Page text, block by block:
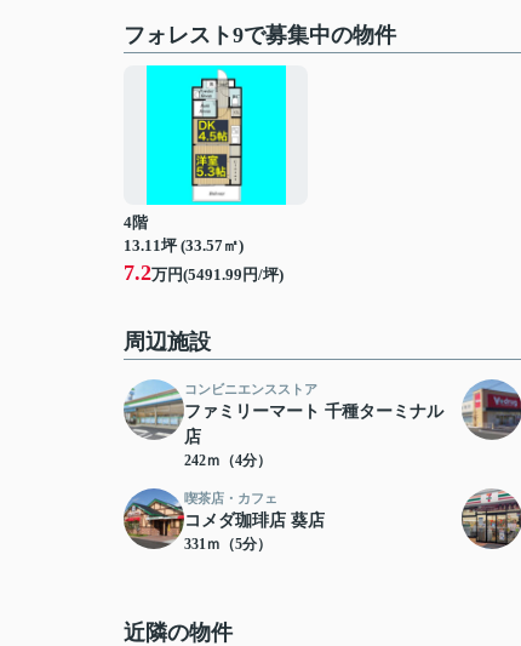
フォレスト9で募集中の物件
4階
13.11坪 (33.57㎡)
7.2万円(5491.99円/坪)
周辺施設
コンビニエンスストア
ファミリーマート 千種ターミナル
店
242ｍ（4分）
喫茶店・カフェ
コメダ珈琲店 葵店
331ｍ（5分）
近隣の物件